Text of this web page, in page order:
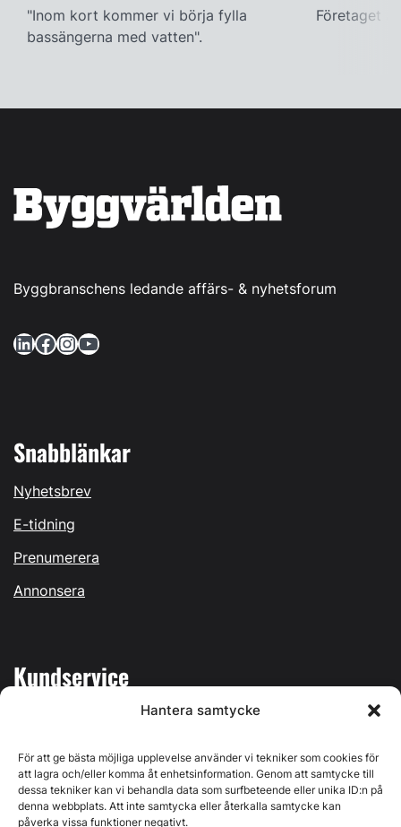
Hantera samtycke
För att ge bästa möjliga upplevelse använder vi tekniker som cookies för
att lagra och/eller komma åt enhetsinformation. Genom att samtycke till
dessa tekniker kan vi behandla data som surfbeteende eller unika ID:n på
denna webbplats. Att inte samtycka eller återkalla samtycke kan
påverka vissa funktioner negativt.
"Inom kort kommer vi börja fylla
bassängerna med vatten".
Företaget
Byggbranschens ledande affärs- & nyhetsforum
LinkedIn Facebook InstagramYouTube
Snabblänkar
Nyhetsbrev
E-tidning
Prenumerera
Annonsera
Kundservice
Kontakta oss